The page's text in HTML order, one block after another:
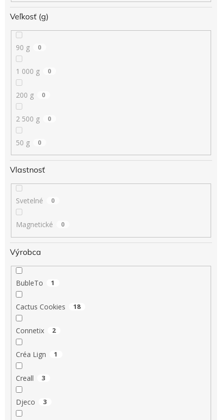
Veľkosť (g)
90 g 0
1 000 g 0
200 g 0
2 500 g 0
50 g 0
Vlastnosť
Svetelné 0
Magnetické 0
Výrobca
BubleTo 1
Cactus Cookies 18
Connetix 2
Créa Lign 1
Creall 3
Djeco 3